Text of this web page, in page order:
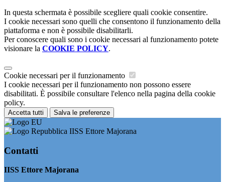
In questa schermata è possibile scegliere quali cookie consentire.
I cookie necessari sono quelli che consentono il funzionamento della
piattaforma e non è possibile disabilitarli.
Per conoscere quali sono i cookie necessari al funzionamento potete
visionare la COOKIE POLICY.
Cookie necessari per il funzionamento
I cookie necessari per il funzionamento non possono essere
disabilitati. È possibile consultare l'elenco nella pagina della cookie
policy.
Accetta tutti Salva le preferenze
IISS Ettore Majorana
Contatti
IISS Ettore Majorana